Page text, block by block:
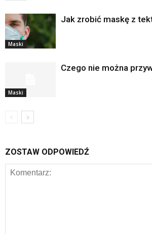
Maski
Jak zrobić maskę z
Maski
Czego nie można
ZOSTAW ODPOWIEDŹ